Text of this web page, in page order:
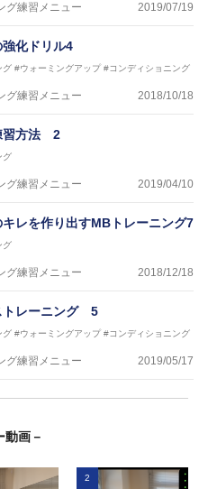
グ練習メニュー 2019/07/19
強化ドリル4
グ #ウォーミングアップ #コンディショニング
グ練習メニュー 2018/10/18
習方法 2
グ
グ練習メニュー 2019/04/10
レを作り出すMBトレーニング7
グ
グ練習メニュー 2018/12/18
トレーニング 5
グ #ウォーミングアップ #コンディショニング
グ練習メニュー 2019/05/17
動画－
2